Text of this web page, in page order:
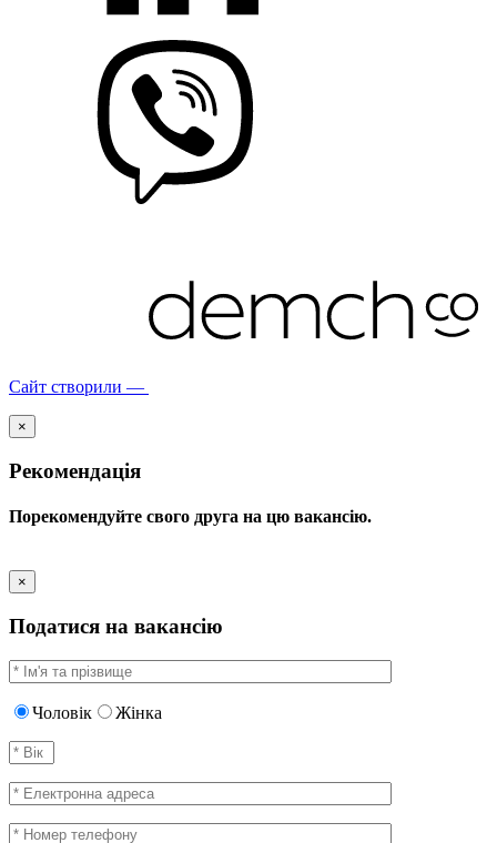
Сайт створили —
×
Рекомендація
Порекомендуйте свого друга на цю вакансію.
×
Податися на вакансію
Чоловік Жінка